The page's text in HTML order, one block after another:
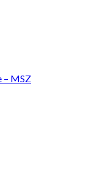
– MSZ